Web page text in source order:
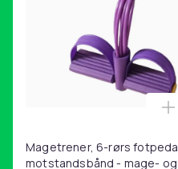
Magetrener, 6-rørs
motstandsbånd - mage- og